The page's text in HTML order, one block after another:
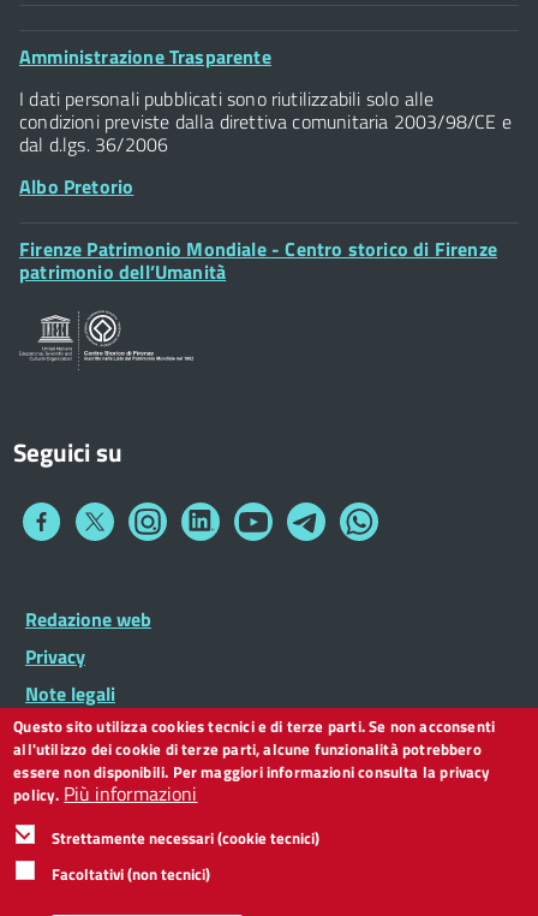
Comune di Firenze
Palazzo Vecchio
Piazza della Signoria - 50122, Firenze
P.IVA 01307110484
Posta Elettronica Certificata
Footer
Amministrazione Trasparente
I dati personali pubblicati sono riutilizzabili solo alle
condizioni previste dalla direttiva comunitaria 2003/98/CE e
dal d.lgs. 36/2006
Albo Pretorio
Footer
Widget
Firenze Patrimonio Mondiale - Centro storico di Firenze
patrimonio dell’Umanità
Seguici su
Collegamento
Collegamento
a
Collegamento
a
Collegamento
a
Collegamento
a
Collegamento
a
Collegamento
a
Footer
Widget
Footer
menu
Redazione web
Privacy
Note legali
Dichiarazione di accessibilità
CC BY 3.0 IT
Questo sito utilizza cookies tecnici e di terze parti. Se non acconsenti
all'utilizzo dei cookie di terze parti, alcune funzionalità potrebbero
essere non disponibili. Per maggiori informazioni consulta la privacy
policy. Più informazioni
Strettamente necessari (cookie tecnici)
Facoltativi (non tecnici)